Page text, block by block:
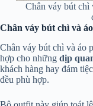
Chân váy bút chì
Chân váy bút chì và
Chân váy bút chì và áo
hợp cho những dịp
khách hàng hay đám
đều phù hợp.